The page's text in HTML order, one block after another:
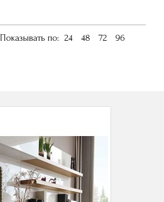
Показывать по: 24 48 72 96